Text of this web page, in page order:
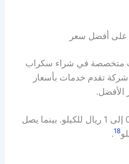
على أفضل سعر
متخصصة في شراء سكراب
تقدم خدمات بأسعار
الأفضل.
تذكر أن سعر الحديد يتراوح بين 0.5 إلى 1 ريال للكيلو. بينما يصل
18
.